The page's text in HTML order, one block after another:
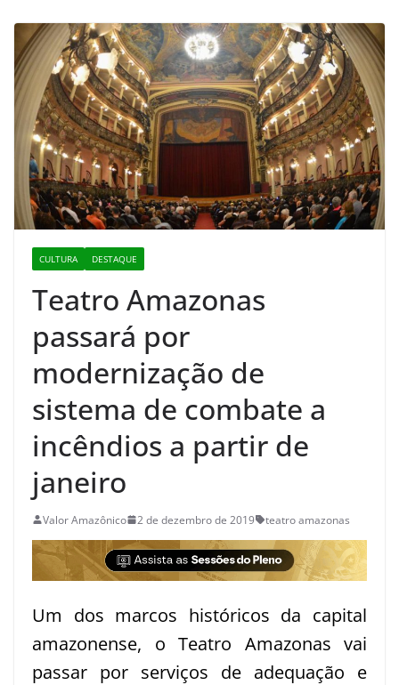
CULTURA DESTAQUE
Teatro Amazonas
passará por
modernização de
sistema de combate a
incêndios a partir de
janeiro
Valor Amazônico 2 de dezembro de 2019 teatro amazonas
Um dos marcos históricos da capital
amazonense, o Teatro Amazonas vai
passar por serviços de adequação e